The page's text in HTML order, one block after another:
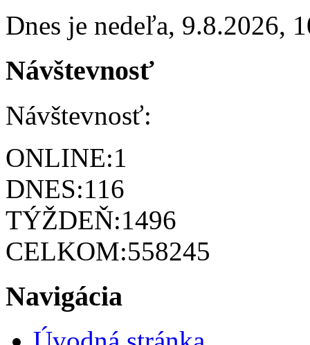
Dnes je nedeľa, 9.8.2026,
Návštevnosť
Návštevnosť:
ONLINE:1
DNES:116
TÝŽDEŇ:1496
CELKOM:558245
Navigácia